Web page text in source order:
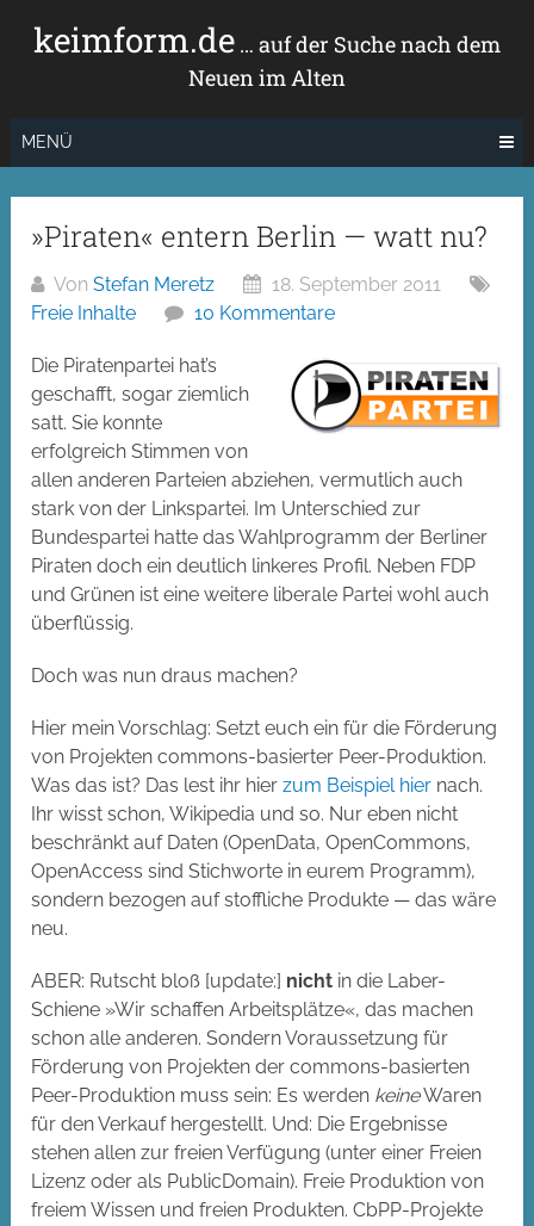
Inhaltkeimform.de… auf der Suche nach dem
Neuen im Alten
MENÜ
»Piraten« entern Berlin — watt nu?
VonStefan Meretz
18. September 2011
Freie Inhalte
10 Kommentare
Die Piratenpartei hat’s
geschafft, sogar ziemlich
satt. Sie konnte
erfolgreich Stimmen von
allen anderen Parteien abziehen, vermutlich auch
stark von der Linkspartei. Im Unterschied zur
Bundespartei hatte das Wahlprogramm der Berliner
Piraten doch ein deutlich linkeres Profil. Neben FDP
und Grünen ist eine weitere liberale Partei wohl auch
überflüssig.
Doch was nun draus machen?
Hier mein Vorschlag:Setzt euch ein für die Förderung
von Projekten commons-basierter Peer-Produktion.
Was das ist? Das lest ihr hierzum Beispiel hier nach.
Ihr wisst schon, Wikipedia und so. Nur eben nicht
beschränkt auf Daten (OpenData, OpenCommons,
OpenAccess sind Stichworte in eurem Programm),
sondern bezogen auf stoffliche Produkte — das wäre
neu.
ABER: Rutscht bloß [update:] nicht in die Laber-
Schiene »Wir schaffen Arbeitsplätze«, das machen
schon alle anderen. Sondern Voraussetzung für
Förderung von Projekten der commons-basierten
Peer-Produktion muss sein: Es werden keineWaren
für den Verkauf hergestellt. Und: Die Ergebnisse
stehen allen zur freien Verfügung (unter einer Freien
Lizenz oder als PublicDomain). Freie Produktion von
freiem Wissen und freien Produkten. CbPP-Projekte